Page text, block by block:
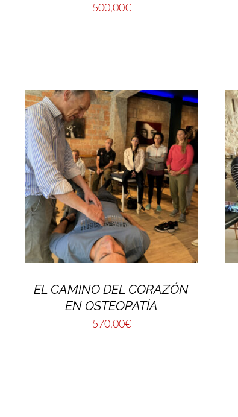
500,00€
EL CAMINO DEL CORAZÓN
EN OSTEOPATÍA
570,00€